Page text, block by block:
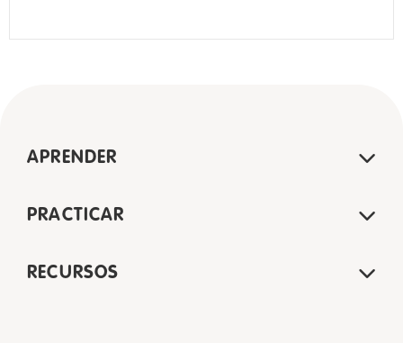
APRENDER
PRACTICAR
RECURSOS